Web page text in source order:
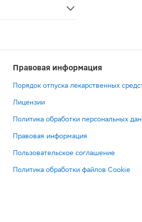
Правовая информация
Порядок отпуска лекарственных
Лицензии
Политика обработки персональных
Правовая информация
Пользовательское соглашение
Политика обработки файлов Cookie